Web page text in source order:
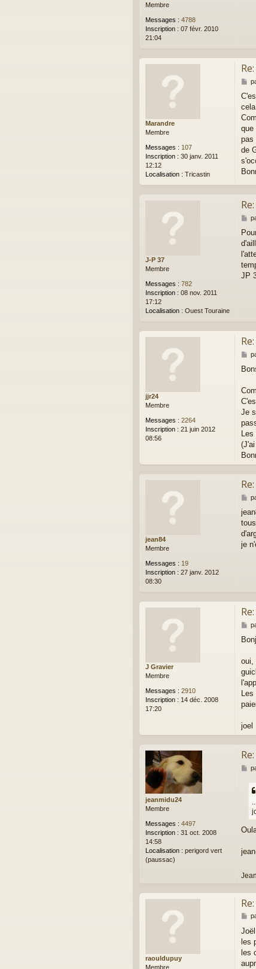
Membre
Messages : 4788
Inscription : 07 févr. 2010
21:04
Marandre
Membre
Messages : 107
Inscription : 30 janv. 2011
12:12
Localisation : Tricastin
M
s
s
a
g
que
pas
de
J-P 37
Membre
Messages : 782
Inscription : 08 nov. 2011
17:12
Localisation : Ouest Touraine
M
s
s
a
g
e
JP
jjr24
Membre
Messages : 2264
Inscription : 21 juin 2012
08:56
M
s
a
g
Je
jean84
Membre
Messages : 19
Inscription : 27 janv. 2012
08:30
M
s
s
a
g
je
J Gravier
Membre
Messages : 2910
Inscription : 14 déc. 2008
17:20
M
s
a
g
oui,
joel
jeanmidu24
Membre
Messages : 4497
Inscription : 31 oct. 2008
14:58
Localisation : perigord vert
(paussac)
M
s
e
raouldupuy
Membre
M
s
s
a
g
les
les